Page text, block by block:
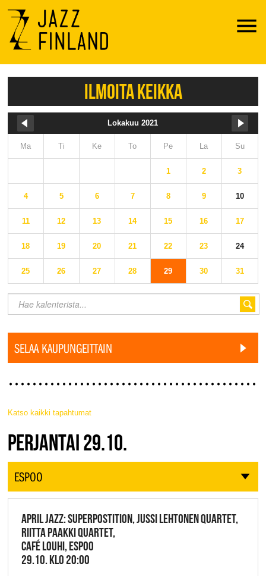
Menu
ILMOITA KEIKKA
Lokakuu 2021
Ma Ti Ke To Pe La Su
1 2 3
4 5 6 7 8 9 10
11 12 13 14 15 16 17
18 19 20 21 22 23 24
25 26 27 28 29 30 31
SELAA KAUPUNGEITTAIN
Katso kaikki tapahtumat
JAZZ FINLAND LIVE
PERJANTAI 29.10.
ESPOO
APRIL JAZZ: SUPERPOSTITION, JUSSI LEHTONEN QUARTET,
RIITTA PAAKKI QUARTET,
CAFÉ LOUHI, ESPOO
29.10. KLO 20:00